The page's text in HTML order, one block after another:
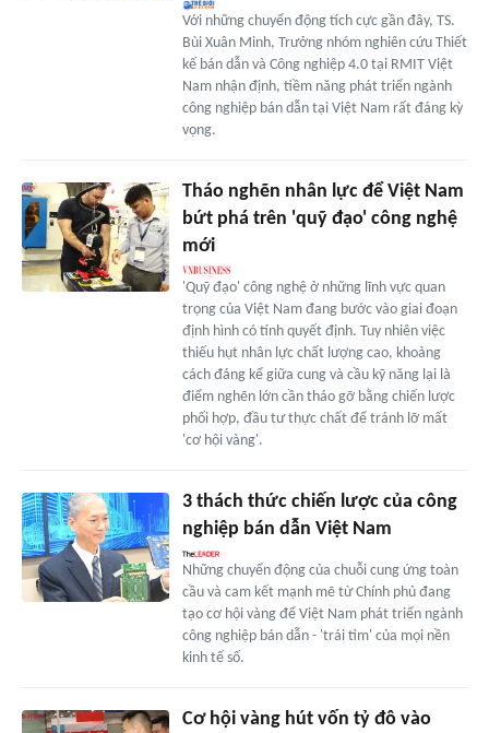
Với những chuyển động tích cực gần đây, TS.
Bùi Xuân Minh, Trưởng nhóm nghiên cứu Thiết
kế bán dẫn và Công nghiệp 4.0 tại RMIT Việt
Nam nhận định, tiềm năng phát triển ngành
công nghiệp bán dẫn tại Việt Nam rất đáng kỳ
vọng.
Tháo nghẽn nhân lực để Việt Nam
bứt phá trên 'quỹ đạo' công nghệ
mới
'Quỹ đạo' công nghệ ở những lĩnh vực quan
trọng của Việt Nam đang bước vào giai đoạn
định hình có tính quyết định. Tuy nhiên việc
thiếu hụt nhân lực chất lượng cao, khoảng
cách đáng kể giữa cung và cầu kỹ năng lại là
điểm nghẽn lớn cần tháo gỡ bằng chiến lược
phối hợp, đầu tư thực chất để tránh lỡ mất
'cơ hội vàng'.
3 thách thức chiến lược của công
nghiệp bán dẫn Việt Nam
Những chuyển động của chuỗi cung ứng toàn
cầu và cam kết mạnh mẽ từ Chính phủ đang
tạo cơ hội vàng để Việt Nam phát triển ngành
công nghiệp bán dẫn - 'trái tim' của mọi nền
kinh tế số.
Cơ hội vàng hút vốn tỷ đô vào